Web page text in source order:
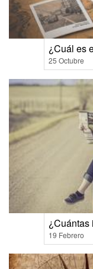
¿Cuál es
25 Octubre
¿Cuántas
19 Febrero